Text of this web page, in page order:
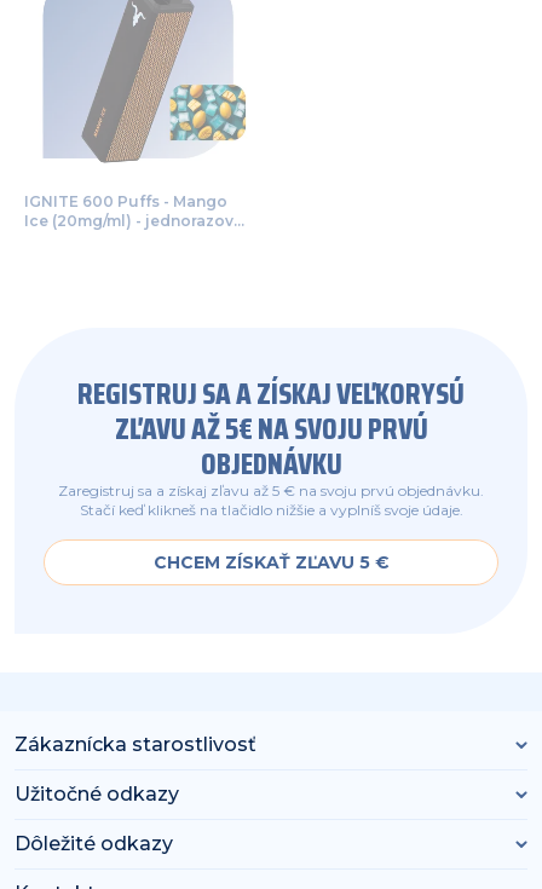
IGNITE 600 Puffs - Mango
Ice (20mg/ml) - jednorazová
REGISTRUJ SA A ZÍSKAJ VEĽKORYSÚ
ZĽAVU AŽ 5€ NA SVOJU PRVÚ
OBJEDNÁVKU
Zaregistruj sa a získaj zľavu až 5 € na svoju prvú objednávku.
Stačí keď klikneš na tlačidlo nižšie a vyplníš svoje údaje.
CHCEM ZÍSKAŤ ZĽAVU 5 €
Zákaznícka starostlivosť
Užitočné odkazy
Dôležité odkazy